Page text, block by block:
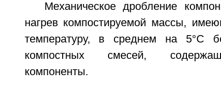
Механическое дробление
нагрев компостируемой массы,
температуру, в среднем на 5°C
компостных смесей,
компоненты.